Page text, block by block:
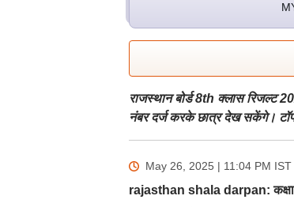
राजस्थान बोर्ड 8th क्लास रिजल्ट
नंबर दर्ज करके छात्र देख सकेंगे।
May 26, 2025 | 11:04 PM IST
rajasthan shala darpan: कक्षा